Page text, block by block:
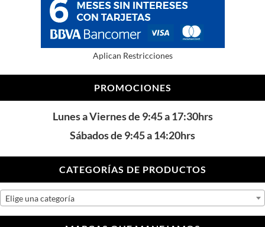
Aplican Restricciones
PROMOCIONES
Lunes a Viernes de 9:45 a 17:30hrs
Sábados de 9:45 a 14:20hrs
CATEGORÍAS DE PRODUCTOS
Elige una categoría